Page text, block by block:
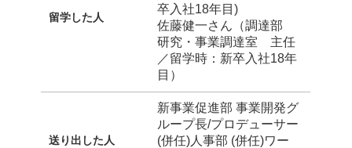
留学した人
卒入社18年目)
佐藤健一さん（調達部
研究・事業調達室 主任
／留学時：新卒入社18年
目）
送り出した人
新事業促進部 事業開発グ
ループ長/プロデューサー
(併任)人事部 (併任)ワー